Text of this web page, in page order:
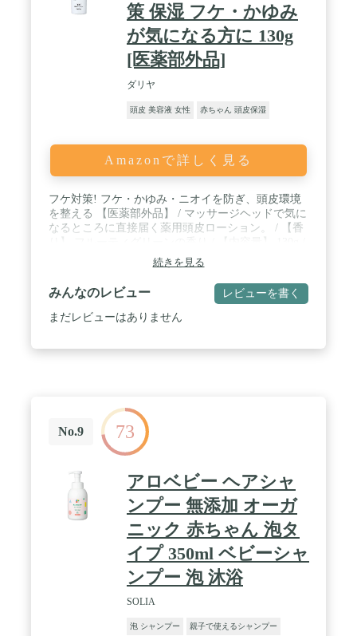
策 保湿 フケ・かゆみ
が気になる方に 130g
[医薬部外品]
ダリヤ
頭皮 美容液 女性 赤ちゃん 頭皮保湿
Amazonで詳しく見る
フケ対策! フケ・かゆみ・ニオイを防ぎ、頭皮環境
を整える 【医薬部外品】 / マッサージヘッドで気に
なるところに直接届く薬用頭皮ローション。 / 【香
続きを見る
みんなのレビュー レビューを書く
まだレビューはありません
No.9 73
アロベビー ヘアシャ
ンプー 無添加 オーガ
ニック 赤ちゃん 泡タ
イプ 350ml ベビーシャ
ンプー 泡 沐浴
SOLIA
泡 シャンプー 親子で使えるシャンプー